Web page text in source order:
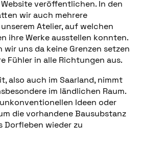
veröffentlichen. In den
wir auch mehrere
Atelier, auf welchen
ihre Werke ausstellen konnten.
wir uns da keine Grenzen setzen
Fühler in alle Richtungen aus.
also auch im Saarland, nimmt
im ländlichen Raum.
Ideen oder
die vorhandene Bausubstanz
Dorfleben wieder zu